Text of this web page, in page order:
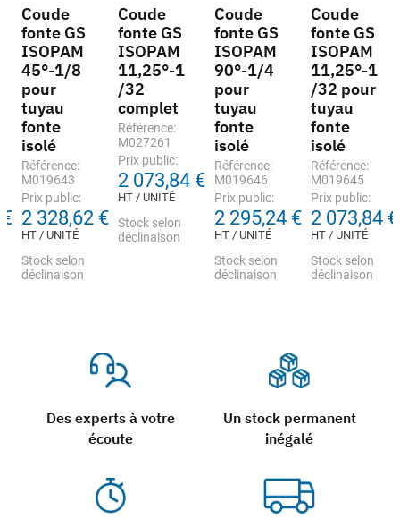
Des experts à votre
écoute
Un stock permanent
inégalé
Coude
fonte GS
ISOPAM
45°-1/8
pour
tuyau
fonte
isolé
Référence:
M019643
Prix public:
2 328,62 €
HT / UNITÉ
Stock selon
déclinaison
Coude
fonte GS
ISOPAM
11,25°-1
/32
complet
Référence:
M027261
Prix public:
2 073,84 €
HT / UNITÉ
Stock selon
déclinaison
Coude
fonte GS
ISOPAM
90°-1/4
pour
tuyau
fonte
isolé
Référence:
M019646
Prix public:
2 295,24 €
HT / UNITÉ
Stock selon
déclinaison
Coude
fonte GS
ISOPAM
11,25°-1
/32 pour
tuyau
fonte
isolé
Référence:
M019645
Prix public:
2 073,84 €
HT / UNITÉ
Stock selon
déclinaison